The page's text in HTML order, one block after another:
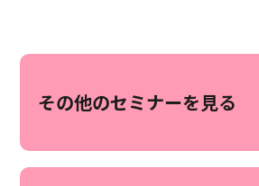
その他のセミナーを見る